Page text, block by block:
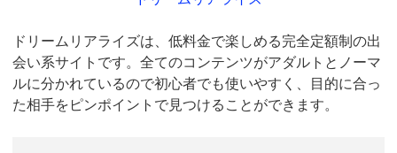
ドリームリアライズは、低料金で楽しめる完全定額制の出
会い系サイトです。全てのコンテンツがアダルトとノーマ
ルに分かれているので初心者でも使いやすく、目的に合っ
た相手をピンポイントで見つけることができます。